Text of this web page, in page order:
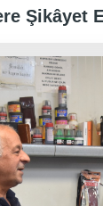
Şikâyet